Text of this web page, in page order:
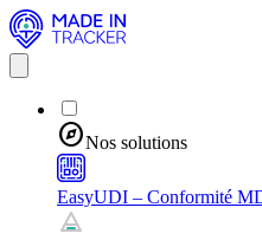
exploreNos solutions
EasyUDI – Conformité